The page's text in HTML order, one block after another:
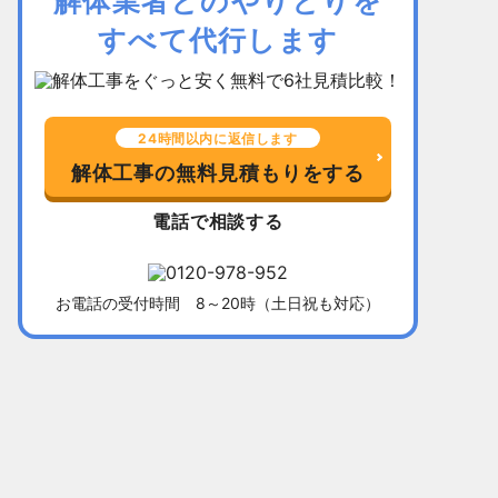
すべて代行します
24時間以内に返信します
解体工事の無料見積もりをする
電話で相談する
お電話の受付時間 8～20時（土日祝も対応）